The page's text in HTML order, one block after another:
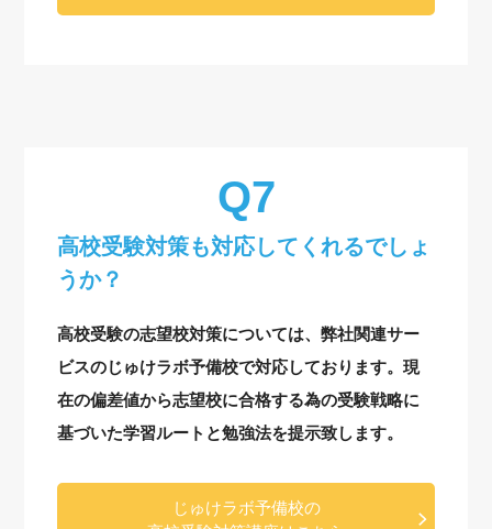
高校受験対策も対応してくれるでしょ
うか？
高校受験の志望校対策については、弊社関連サー
ビスのじゅけラボ予備校で対応しております。現
在の偏差値から志望校に合格する為の受験戦略に
基づいた学習ルートと勉強法を提示致します。
じゅけラボ予備校の